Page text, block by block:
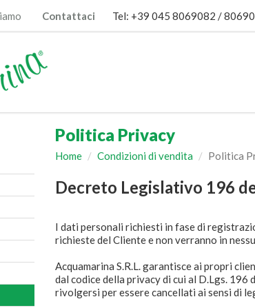
Contattaci Tel: +39 045 8069082 /
Politica Privacy
Home Condizioni di vendita Politica
Decreto Legislativo 196
I dati personali richiesti in fase di
richieste del Cliente e non verranno in
Acquamarina S.R.L. garantisce ai propri
dal codice della privacy di cui al D.Lgs.
rivolgersi per essere cancellati ai sensi di